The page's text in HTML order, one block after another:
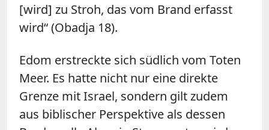
[wird] zu Stroh, das vom Brand erfasst
wird“ (Obadja 18).
Edom erstreckte sich südlich vom Toten
Meer. Es hatte nicht nur eine direkte
Grenze mit Israel, sondern gilt zudem
aus biblischer Perspektive als dessen